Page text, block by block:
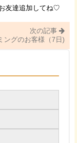
友達追加してね♡
次の記事
ングのお客様（7日)